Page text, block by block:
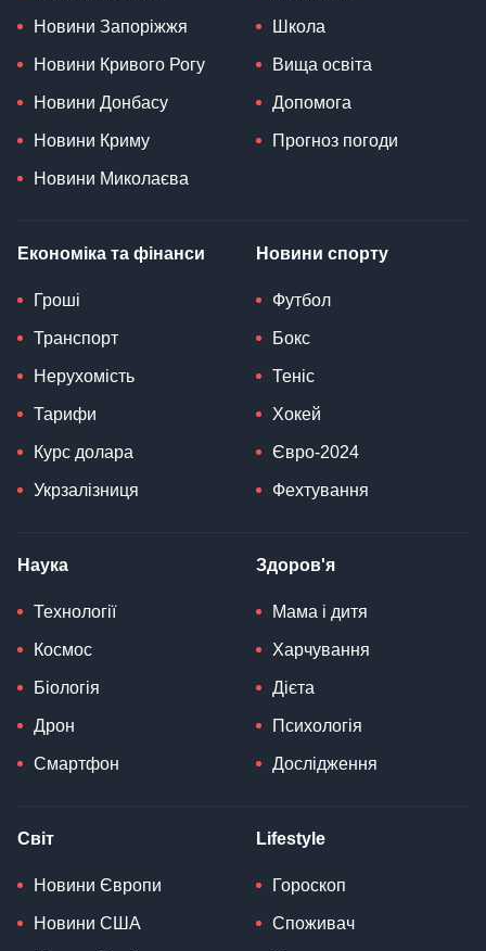
Новини Запоріжжя
Новини Кривого Рогу
Новини Донбасу
Новини Криму
Новини Миколаєва
Школа
Вища освіта
Допомога
Прогноз погоди
Економіка та фінанси
Гроші
Транспорт
Нерухомість
Тарифи
Курс долара
Укрзалізниця
Новини спорту
Футбол
Бокс
Теніс
Хокей
Євро-2024
Фехтування
Наука
Технології
Космос
Біологія
Дрон
Смартфон
Здоров'я
Мама і дитя
Харчування
Дієта
Психологія
Дослідження
Світ
Новини Європи
Новини США
Lifestyle
Гороскоп
Споживач